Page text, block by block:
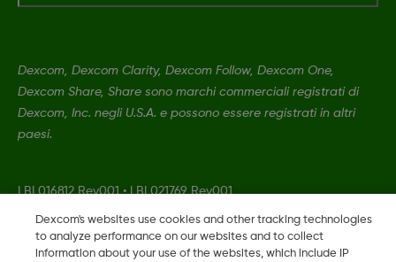
Dexcom, Dexcom Clarity, Dexcom Follow, Dexcom One,
Dexcom Share, Share sono marchi commerciali registrati di
Dexcom, Inc. negli U.S.A. e possono essere registrati in altri
paesi.
LBL016812 Rev001 •LBL021769 Rev001
2026 Dexcom, Inc. Tutti i diritti riservati.
Dexcom's websites use cookies and other tracking technologies
to analyze performance on our websites and to collect
information about your use of the websites, which include IP